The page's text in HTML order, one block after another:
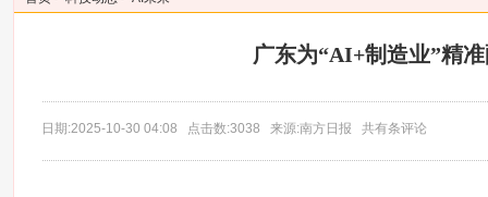
广东为“AI+制造业”精
日期:2025-10-30 04:08 点击数:3038 来源:南方日报 共有条评论